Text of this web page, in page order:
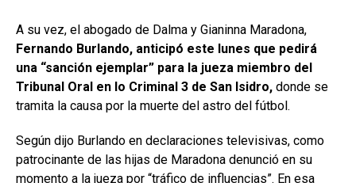
A su vez, el abogado de Dalma y Gianinna Maradona,
Fernando Burlando, anticipó este lunes que pedirá
una “sanción ejemplar” para la jueza miembro del
Tribunal Oral en lo Criminal 3 de San Isidro, donde se
tramita la causa por la muerte del astro del fútbol.
Según dijo Burlando en declaraciones televisivas, como
patrocinante de las hijas de Maradona denunció en su
momento a la jueza por “tráfico de influencias”. En esa